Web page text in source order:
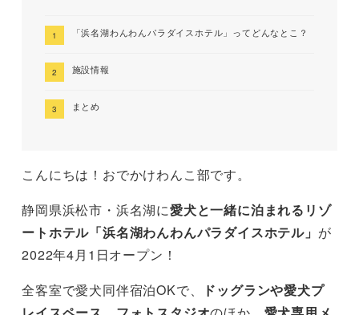
「浜名湖わんわんパラダイスホテル」ってどんなとこ？
施設情報
まとめ
こんにちは！おでかけわんこ部です。
静岡県浜松市・浜名湖に愛犬と一緒に泊まれるリゾ
ートホテル「浜名湖わんわんパラダイスホテル」 が
2022年4月1日オープン！
全客室で愛犬同伴宿泊OKで、
ドッグランや愛犬プ